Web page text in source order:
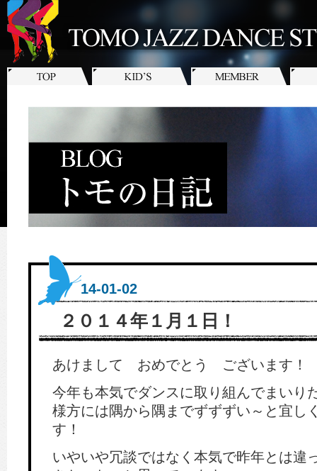
14-01-02
２０１４年１月１日！
あけまして おめでとう ございます！
今年も本気でダンスに取り組んでまいり
様方には隅から隅までずずずい～と宜し
す！
いやいや冗談ではなく本気で昨年とは違